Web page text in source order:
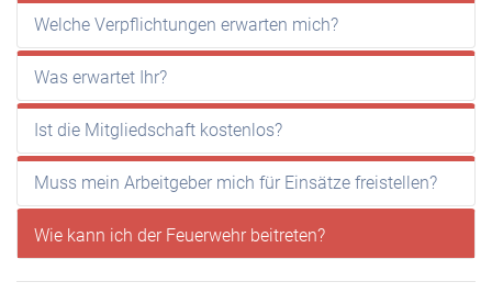
Welche Verpflichtungen erwarten mich?
Was erwartet Ihr?
Ist die Mitgliedschaft kostenlos?
Muss mein Arbeitgeber mich für Einsätze freistellen?
Wie kann ich der Feuerwehr beitreten?